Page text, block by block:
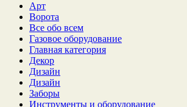
Арт
Ворота
Все обо всем
Газовое оборудование
Главная категория
Декор
Дизайн
Дизайн
Заборы
Инструменты и оборудование